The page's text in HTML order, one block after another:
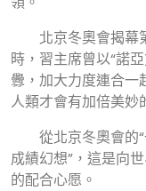
北京冬奧會揭幕
時，習主席曾以“諾
釁，加大力度連合一
人類才會有加倍美妙
從北京冬奧會的
成績幻想”，這是向
的配合心愿。